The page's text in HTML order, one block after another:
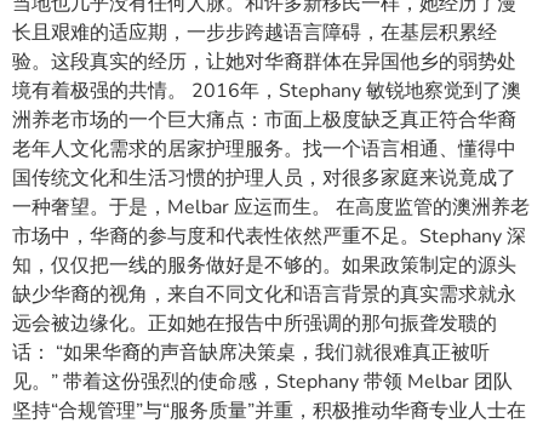
长且艰难的适应期，一步步跨越语言障碍，在基层积累经
验。这段真实的经历，让她对华裔群体在异国他乡的弱势处
境有着极强的共情。 2016年，Stephany 敏锐地察觉到了澳
洲养老市场的一个巨大痛点：市面上极度缺乏真正符合华裔
老年人文化需求的居家护理服务。找一个语言相通、懂得中
国传统文化和生活习惯的护理人员，对很多家庭来说竟成了
一种奢望。于是，Melbar 应运而生。 在高度监管的澳洲养老
市场中，华裔的参与度和代表性依然严重不足。Stephany 深
知，仅仅把一线的服务做好是不够的。如果政策制定的源头
缺少华裔的视角，来自不同文化和语言背景的真实需求就永
远会被边缘化。正如她在报告中所强调的那句振聋发聩的
话： “如果华裔的声音缺席决策桌，我们就很难真正被听
见。” 带着这份强烈的使命感，Stephany 带领 Melbar 团队
坚持“合规管理”与“服务质量”并重，积极推动华裔专业人士在